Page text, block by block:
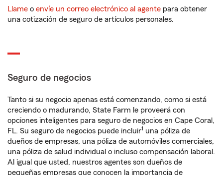
Llame o envíe un correo electrónico al agente para obtener
una cotización de seguro de artículos personales.
Seguro de negocios
Tanto si su negocio apenas está comenzando, como si está
creciendo o madurando, State Farm le proveerá con
opciones inteligentes para seguro de negocios en Cape Coral,
FL. Su seguro de negocios puede incluir1 una póliza de
dueños de empresas, una póliza de automóviles comerciales,
una póliza de salud individual o incluso compensación laboral.
Al igual que usted, nuestros agentes son dueños de
pequeñas empresas que conocen la importancia de